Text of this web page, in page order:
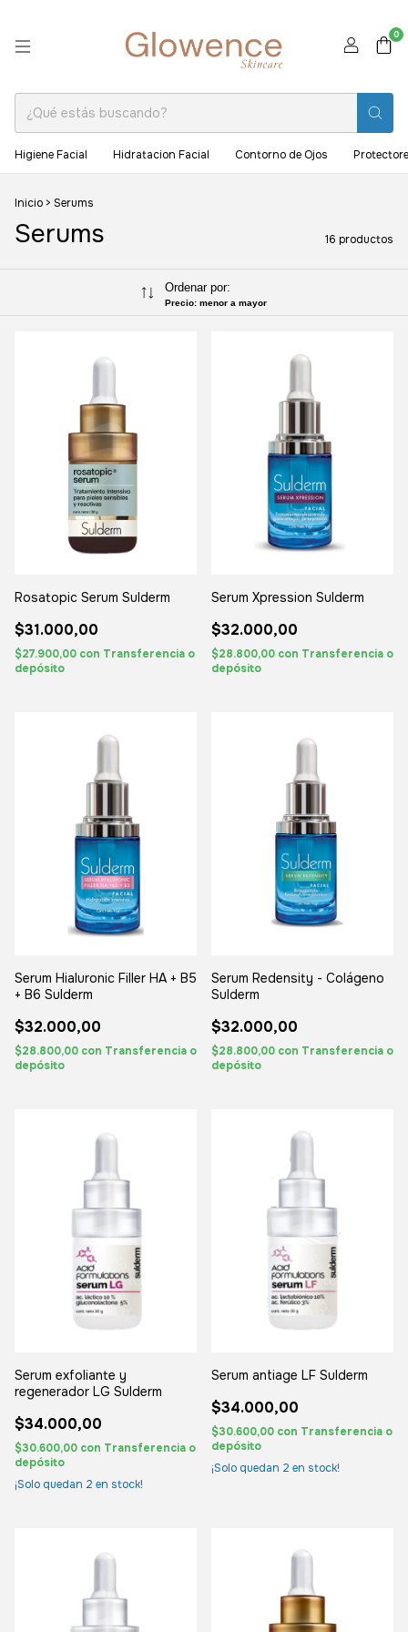
0
Higiene Facial Hidratacion Facial Contorno de Ojos
Inicio > Serums
Serums 16 productos
Ordenar por:
Precio: menor a mayor
Rosatopic Serum Sulderm
$31.000,00
$27.900,00 con Transferencia o
depósito
Serum Xpression Sulderm
$32.000,00
$28.800,00 con Transferencia o
depósito
Serum Hialuronic Filler HA + B5
+ B6 Sulderm
$32.000,00
$28.800,00 con Transferencia o
depósito
Serum Redensity - Colágeno
Sulderm
$32.000,00
$28.800,00 con Transferencia o
depósito
Serum exfoliante y
regenerador LG Sulderm
$34.000,00
$30.600,00 con Transferencia o
depósito
¡Solo quedan 2 en stock!
Serum antiage LF Sulderm
$34.000,00
$30.600,00 con Transferencia o
depósito
¡Solo quedan 2 en stock!